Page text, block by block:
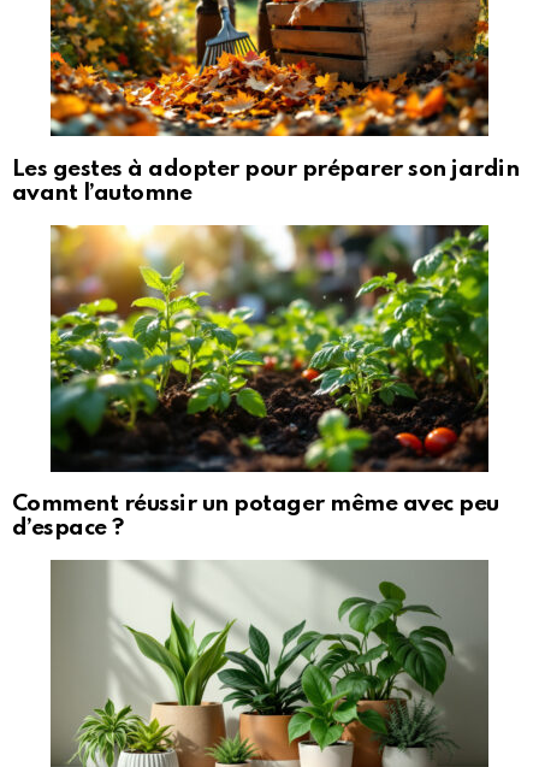
Les gestes à adopter pour préparer son jardin
avant l’automne
Comment réussir un potager même avec peu
d’espace ?